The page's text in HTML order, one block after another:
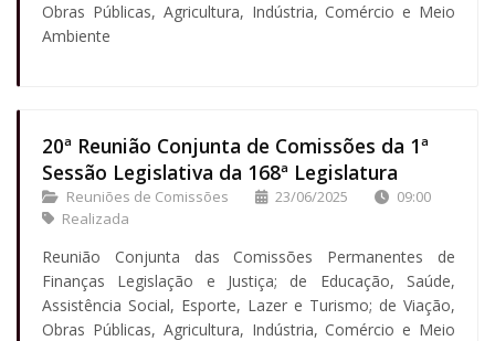
Obras Públicas, Agricultura, Indústria, Comércio e Meio
Ambiente
20ª Reunião Conjunta de Comissões da 1ª
Sessão Legislativa da 168ª Legislatura
Reuniões de Comissões 23/06/2025
09:00
Realizada
Reunião Conjunta das Comissões Permanentes de
Finanças Legislação e Justiça; de Educação, Saúde,
Assistência Social, Esporte, Lazer e Turismo; de Viação,
Obras Públicas, Agricultura, Indústria, Comércio e Meio